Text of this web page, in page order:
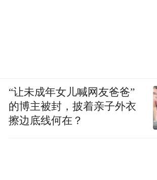
“让未成年女儿喊网友爸爸”
的博主被封，披着亲子外衣
擦边底线何在？